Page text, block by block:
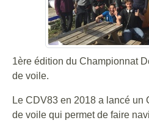
1ère édition du Championnat
de voile.
Le CDV83 en 2018 a lancé
de voile qui permet de faire